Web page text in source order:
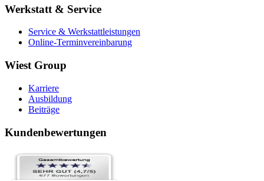
Werkstatt & Service
Service & Werkstattleistungen
Online-Terminvereinbarung
Wiest Group
Karriere
Ausbildung
Beiträge
Kundenbewertungen